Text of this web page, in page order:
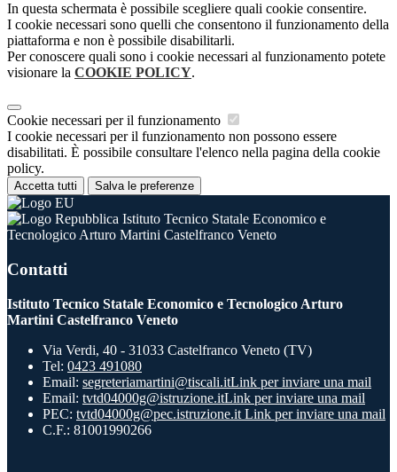
In questa schermata è possibile scegliere quali cookie consentire.
I cookie necessari sono quelli che consentono il funzionamento della
piattaforma e non è possibile disabilitarli.
Per conoscere quali sono i cookie necessari al funzionamento potete
visionare la COOKIE POLICY.
Cookie necessari per il funzionamento
I cookie necessari per il funzionamento non possono essere
disabilitati. È possibile consultare l'elenco nella pagina della cookie
policy.
Accetta tutti Salva le preferenze
Istituto Tecnico Statale Economico e
Tecnologico Arturo Martini Castelfranco Veneto
Contatti
Istituto Tecnico Statale Economico e Tecnologico Arturo
Martini Castelfranco Veneto
Via Verdi, 40 - 31033 Castelfranco Veneto (TV)
Tel: 0423 491080
Email: segreteriamartini@tiscali.itLink per inviare una mail
Email: tvtd04000g@istruzione.itLink per inviare una mail
PEC: tvtd04000g@pec.istruzione.it Link per inviare una mail
C.F.: 81001990266